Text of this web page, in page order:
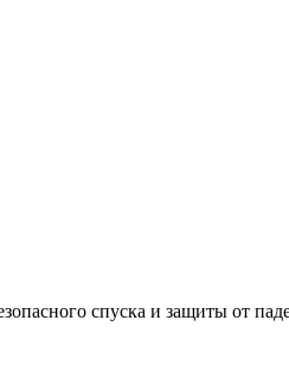
спуска и защиты от